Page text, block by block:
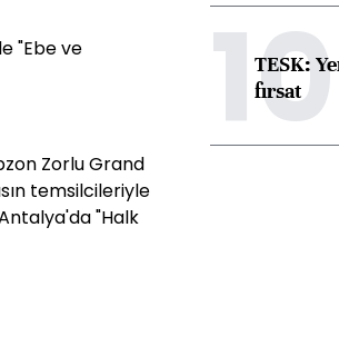
"Ebe ve
Zorlu Grand
temsilcileriyle
"Halk
10
TESK:
fırsat